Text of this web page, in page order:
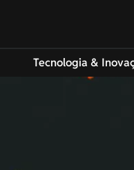
Tecnologia &